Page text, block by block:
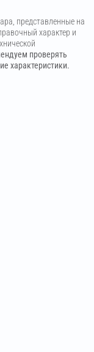
представленные на
характер и
проверять
характеристики.